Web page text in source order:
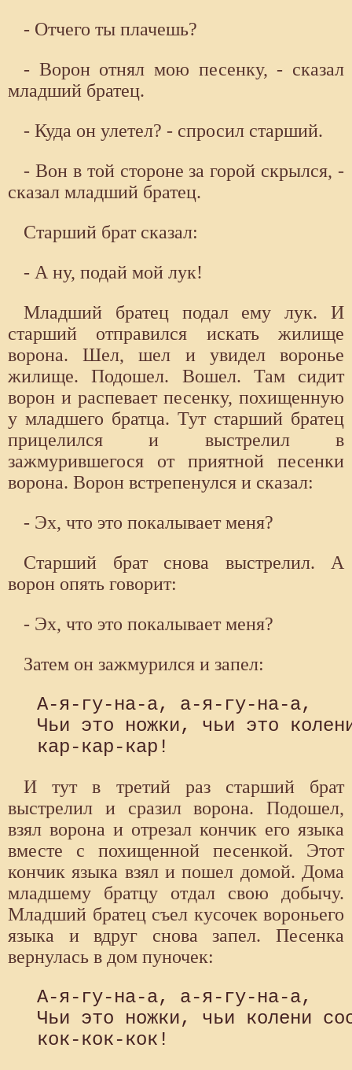
- Отчего ты плачешь?
- Ворон отнял мою песенку, - сказал
младший братец.
- Куда он улетел? - спросил старший.
- Вон в той стороне за горой скрылся, -
сказал младший братец.
Старший брат сказал:
- А ну, подай мой лук!
Младший братец подал ему лук. И
старший отправился искать жилище
ворона. Шел, шел и увидел воронье
жилище. Подошел. Вошел. Там сидит
ворон и распевает песенку, похищенную
у младшего братца. Тут старший братец
прицелился и выстрелил в
зажмурившегося от приятной песенки
ворона. Ворон встрепенулся и сказал:
- Эх, что это покалывает меня?
Старший брат снова выстрелил. А
ворон опять говорит:
- Эх, что это покалывает меня?
Затем он зажмурился и запел:
А-я-гу-на-а, а-я-гу-на-а,
Чьи это ножки, чьи это
И тут в третий раз старший брат
выстрелил и сразил ворона. Подошел,
взял ворона и отрезал кончик его языка
вместе с похищенной песенкой. Этот
кончик языка взял и пошел домой. Дома
младшему братцу отдал свою добычу.
Младший братец съел кусочек вороньего
языка и вдруг снова запел. Песенка
вернулась в дом пуночек:
А-я-гу-на-а, а-я-гу-на-а,
Чьи это ножки, чьи колени